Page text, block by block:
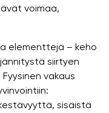
voimaa,
elementtejä – keho
siirtyen
vakaus
sisäistä